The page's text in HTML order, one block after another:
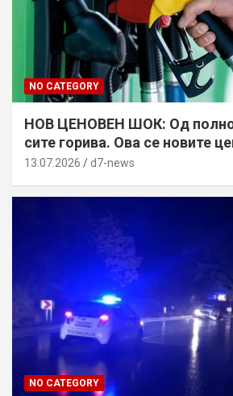
NO CATEGORY
НОВ ЦЕНОВЕН ШОК: Од
сите горива. Ова се новите
13.07.2026 d7-news
NO CATEGORY